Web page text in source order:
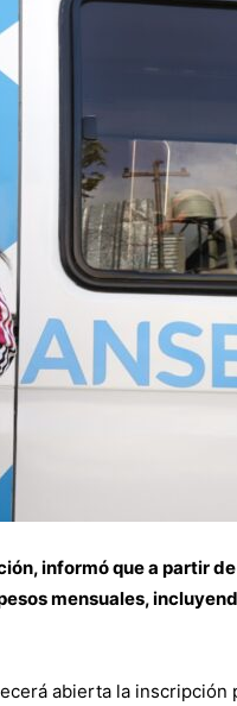
informó que a partir
mensuales,
abierta la inscripción